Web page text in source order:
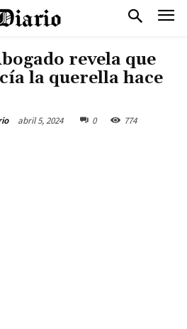
revela que
la querella hace
abril 5, 2024 0 774